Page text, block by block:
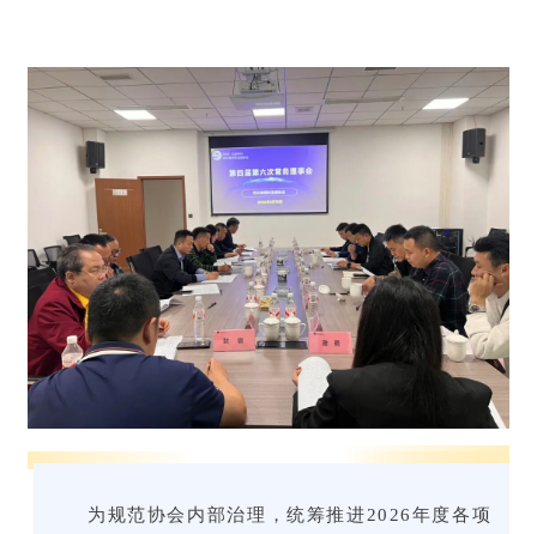
为规范协会内部治理，统筹推进2026年度各项